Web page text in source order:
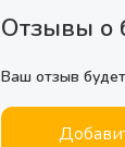
Отзывы о
Ваш отзыв